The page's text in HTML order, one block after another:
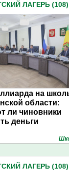
ЛАГЕРЬ (108)
на
области:
ли чиновники
деньги
ЛАГЕРЬ (108)